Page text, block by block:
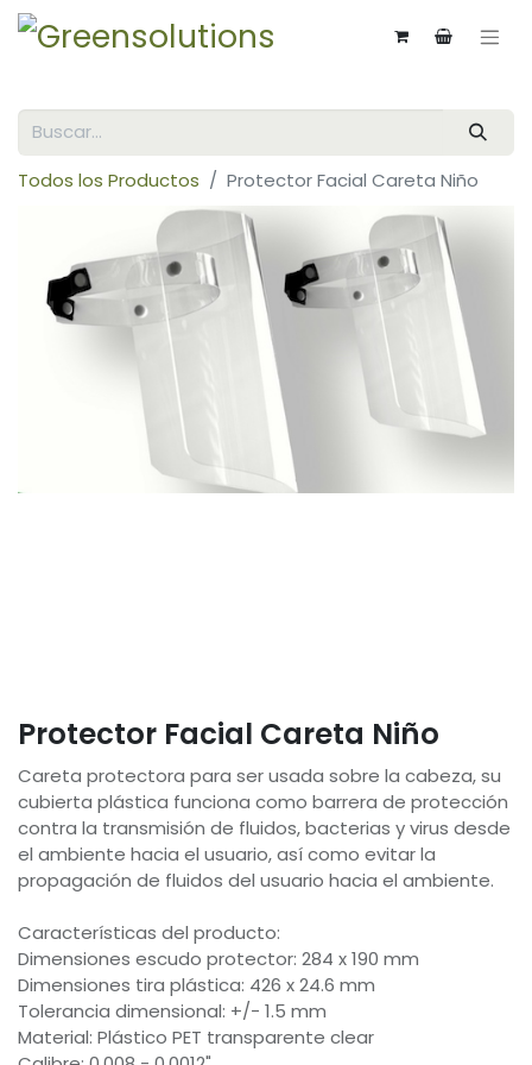
Todos los Productos Protector Facial Careta Niño
Protector Facial Careta Niño
Careta protectora para ser usada sobre la cabeza, su
cubierta plástica funciona como barrera de protección
contra la transmisión de fluidos, bacterias y virus desde
el ambiente hacia el usuario, así como evitar la
propagación de fluidos del usuario hacia el ambiente.
Características del producto:
Dimensiones escudo protector: 284 x 190 mm
Dimensiones tira plástica: 426 x 24.6 mm
Tolerancia dimensional: +/- 1.5 mm
Material: Plástico PET transparente clear